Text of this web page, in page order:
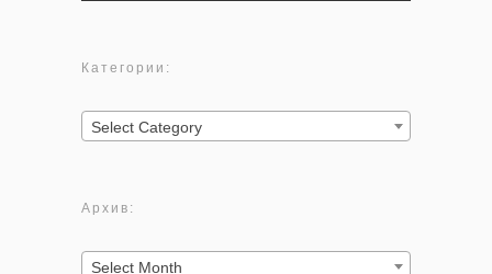
Категории:
Категории:
Select Category
Архив:
Архив:
Select Month